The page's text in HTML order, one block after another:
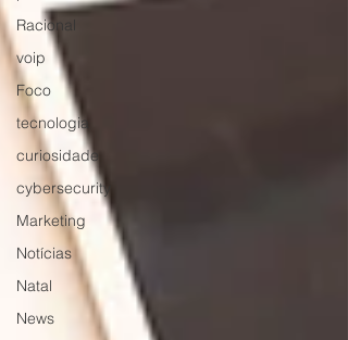
Racional
voip
Foco
tecnologia
curiosidade
cybersecurity
Marketing
Notícias
Natal
News